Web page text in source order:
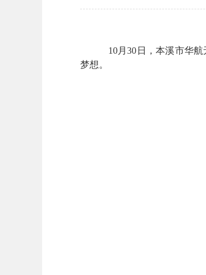
10月30日，本溪市华
梦想。